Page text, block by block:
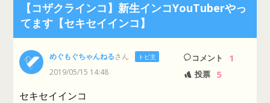
【コザクラインコ】新生インコYouTuberやっ
てます【セキセイインコ】
めぐもぐちゃんねるさん トピ主
2019/05/15 14:48
コメント 1
投票 5
セキセイインコ